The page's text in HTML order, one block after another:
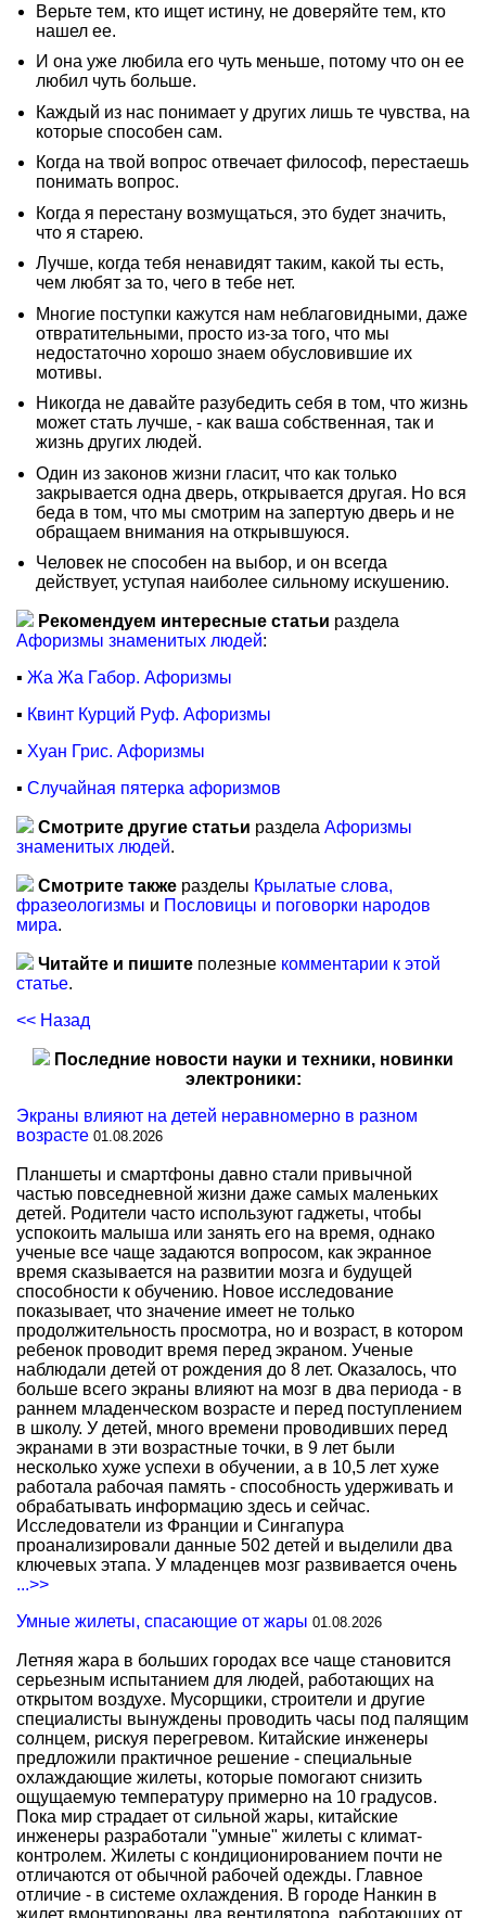
Верьте тем, кто ищет истину, не доверяйте тем, кто
нашел ее.
И она уже любила его чуть меньше, потому что он ее
любил чуть больше.
Каждый из нас понимает у других лишь те чувства, на
которые способен сам.
Когда на твой вопрос отвечает философ, перестаешь
понимать вопрос.
Когда я перестану возмущаться, это будет значить,
что я старею.
Лучше, когда тебя ненавидят таким, какой ты есть,
чем любят за то, чего в тебе нет.
Многие поступки кажутся нам неблаговидными, даже
отвратительными, просто из-за того, что мы
недостаточно хорошо знаем обусловившие их
мотивы.
Никогда не давайте разубедить себя в том, что жизнь
может стать лучше, - как ваша собственная, так и
жизнь других людей.
Один из законов жизни гласит, что как только
закрывается одна дверь, открывается другая. Но вся
беда в том, что мы смотрим на запертую дверь и не
обращаем внимания на открывшуюся.
Человек не способен на выбор, и он всегда
действует, уступая наиболее сильному искушению.
Рекомендуем интересные статьи раздела
Афоризмы знаменитых людей:
▪ Жа Жа Габор. Афоризмы
▪ Квинт Курций Руф. Афоризмы
▪ Хуан Грис. Афоризмы
▪ Случайная пятерка афоризмов
Смотрите другие статьи раздела Афоризмы
знаменитых людей.
Смотрите также разделы Крылатые слова,
фразеологизмы и Пословицы и поговорки народов
мира.
Читайте и пишите полезные комментарии к этой
статье.
<< Назад
Последние новости науки и техники, новинки
электроники:
Экраны влияют на детей неравномерно в разном
возрасте 01.08.2026
Планшеты и смартфоны давно стали привычной
частью повседневной жизни даже самых маленьких
детей. Родители часто используют гаджеты, чтобы
успокоить малыша или занять его на время, однако
ученые все чаще задаются вопросом, как экранное
время сказывается на развитии мозга и будущей
способности к обучению. Новое исследование
показывает, что значение имеет не только
продолжительность просмотра, но и возраст, в котором
ребенок проводит время перед экраном. Ученые
наблюдали детей от рождения до 8 лет. Оказалось, что
больше всего экраны влияют на мозг в два периода - в
раннем младенческом возрасте и перед поступлением
в школу. У детей, много времени проводивших перед
экранами в эти возрастные точки, в 9 лет были
несколько хуже успехи в обучении, а в 10,5 лет хуже
работала рабочая память - способность удерживать и
обрабатывать информацию здесь и сейчас.
Исследователи из Франции и Сингапура
проанализировали данные 502 детей и выделили два
ключевых этапа. У младенцев мозг развивается очень
...>>
Умные жилеты, спасающие от жары 01.08.2026
Летняя жара в больших городах все чаще становится
серьезным испытанием для людей, работающих на
открытом воздухе. Мусорщики, строители и другие
специалисты вынуждены проводить часы под палящим
солнцем, рискуя перегревом. Китайские инженеры
предложили практичное решение - специальные
охлаждающие жилеты, которые помогают снизить
ощущаемую температуру примерно на 10 градусов.
Пока мир страдает от сильной жары, китайские
инженеры разработали "умные" жилеты с климат-
контролем. Жилеты с кондиционированием почти не
отличаются от обычной рабочей одежды. Главное
отличие - в системе охлаждения. В городе Нанкин в